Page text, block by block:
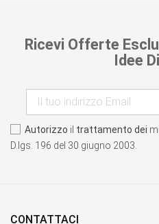
Ricevi Offerte
Idee
Autorizzo il trattamento dei
D.lgs. 196 del 30 giugno 2003.
CONTATTACI